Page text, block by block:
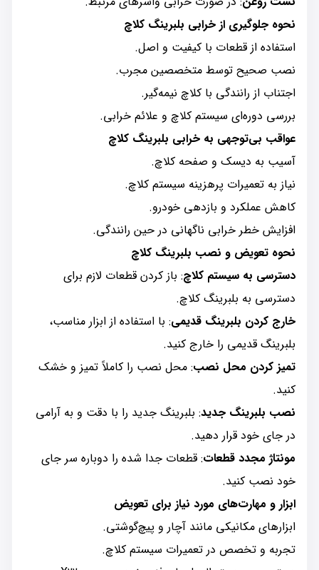
نحوه جلوگیری از خرابی بلبرینگ کلاچ
استفاده از قطعات با کیفیت و اصل.
نصب صحیح توسط متخصصین مجرب.
اجتناب از رانندگی با کلاچ نیمه‌گیر.
بررسی دوره‌ای سیستم کلاچ و علائم خرابی.
عواقب بی‌توجهی به خرابی بلبرینگ کلاچ
آسیب به دیسک و صفحه کلاچ.
نیاز به تعمیرات پرهزینه سیستم کلاچ.
کاهش عملکرد و بازدهی خودرو.
افزایش خطر خرابی ناگهانی در حین رانندگی.
نحوه تعویض و نصب بلبرینگ کلاچ
دسترسی به سیستم کلاچ: باز کردن قطعات لازم برای
دسترسی به بلبرینگ کلاچ.
خارج کردن بلبرینگ قدیمی: با استفاده از ابزار مناسب،
بلبرینگ قدیمی را خارج کنید.
تمیز کردن محل نصب: محل نصب را کاملاً تمیز و خشک
کنید.
نصب بلبرینگ جدید: بلبرینگ جدید را با دقت و به آرامی
در جای خود قرار دهید.
مونتاژ مجدد قطعات: قطعات جدا شده را دوباره سر جای
خود نصب کنید.
ابزار و مهارت‌های مورد نیاز برای تعویض
ابزارهای مکانیکی مانند آچار و پیچ‌گوشتی.
تجربه و تخصص در تعمیرات سیستم کلاچ.